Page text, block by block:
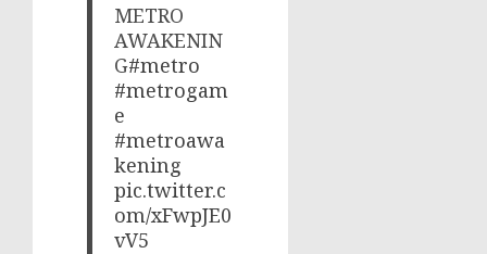
METRO
AWAKENIN
G#metro
#metrogam
e
#metroawa
kening
pic.twitter.c
om/xFwpJE0
vV5